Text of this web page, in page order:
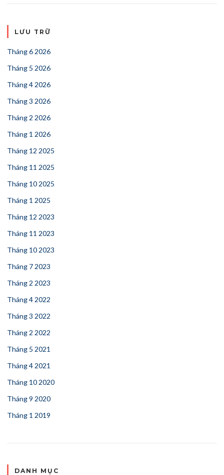
LƯU TRỮ
Tháng 6 2026
Tháng 5 2026
Tháng 4 2026
Tháng 3 2026
Tháng 2 2026
Tháng 1 2026
Tháng 12 2025
Tháng 11 2025
Tháng 10 2025
Tháng 1 2025
Tháng 12 2023
Tháng 11 2023
Tháng 10 2023
Tháng 7 2023
Tháng 2 2023
Tháng 4 2022
Tháng 3 2022
Tháng 2 2022
Tháng 5 2021
Tháng 4 2021
Tháng 10 2020
Tháng 9 2020
Tháng 1 2019
DANH MỤC